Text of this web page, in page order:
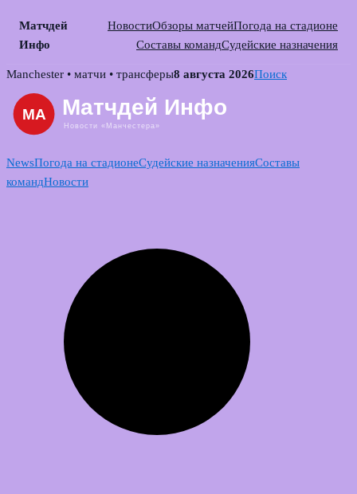
Матчдей
Инфо
НовостиОбзоры матчейПогода на стадионе
Составы командСудейские назначения
Skip
content
Manchester • матчи • трансферы8 августа 2026Поиск
NewsПогода на стадионеСудейские назначенияСоставы
командНовости